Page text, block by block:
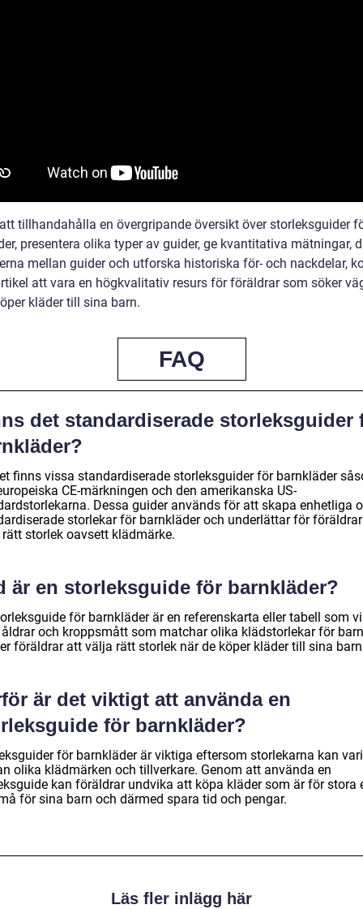
tillhandahålla en övergripande översikt över storleksguider
presentera olika typer av guider, ge kvantitativa mätningar,
mellan guider och utforska historiska för- och nackdelar,
att vara en högkvalitativ resurs för föräldrar som söker
kläder till sina barn.
FAQ
det standardiserade storleksguider
finns vissa standardiserade storleksguider för barnkläder
CE-märkningen och den amerikanska US-
Dessa guider används för att skapa enhetliga
storlekar för barnkläder och underlättar för
storlek oavsett klädmärke.
är en storleksguide för barnkläder?
för barnkläder är en referenskarta eller tabell som
och kroppsmått som matchar olika klädstorlekar för
föräldrar att välja rätt storlek när de köper kläder till sina
är det viktigt att använda en
för barnkläder?
för barnkläder är viktiga eftersom storlekarna kan
olika klädmärken och tillverkare. Genom att använda en
kan föräldrar undvika att köpa kläder som är för stora
för sina barn och därmed spara tid och pengar.
Läs fler inlägg här